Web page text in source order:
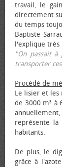
travail, le
directement
du temps
Baptiste
l'explique très
"On passait
transporter
Procédé de
Le lisier et les
de 3000 m³ à
représente la
habitants.
De plus, le
grâce à